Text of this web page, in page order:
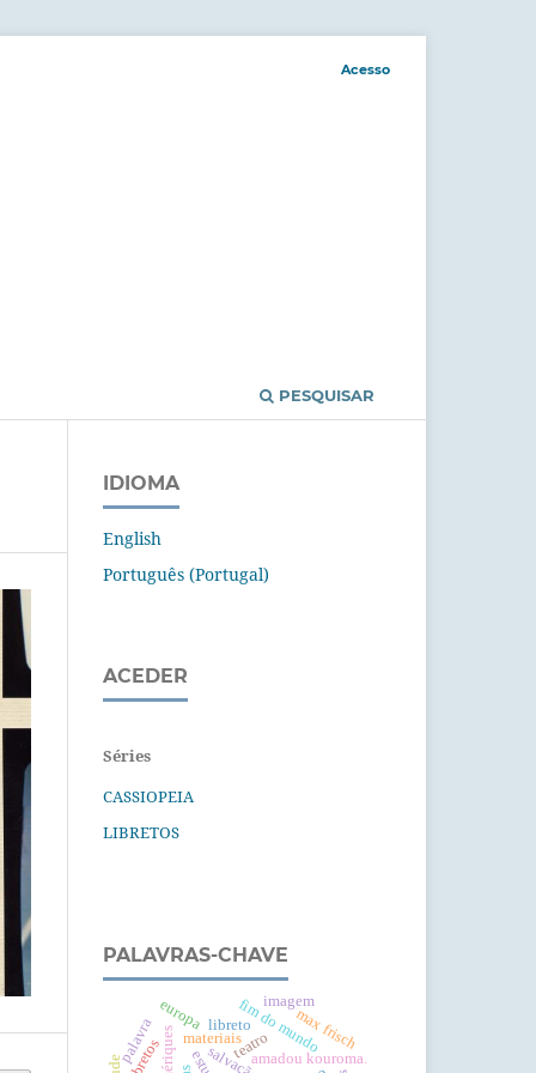
PESQUISAR
Acesso
IDIOMA
English
Português (Portugal)
ACEDER
Séries
CASSIOPEIA
LIBRETOS
PALAVRAS-CHAVE
amadou kouroma.
materiaisfim do mundo
teatro
libreto
libretos
imagem
max frisch
palavra
europa